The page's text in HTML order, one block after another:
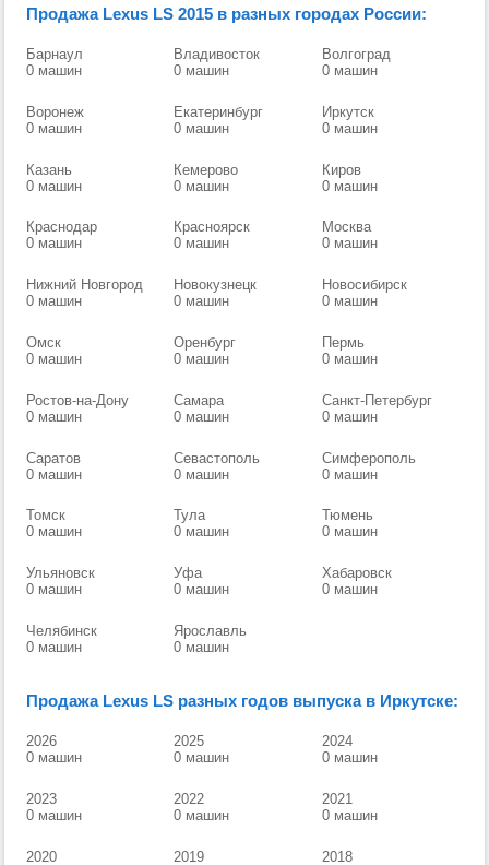
Продажа Lexus LS 2015 в разных городах России:
Барнаул
0 машин
Владивосток
0 машин
Волгоград
0 машин
Воронеж
0 машин
Екатеринбург
0 машин
Иркутск
0 машин
Казань
0 машин
Кемерово
0 машин
Киров
0 машин
Краснодар
0 машин
Красноярск
0 машин
Москва
0 машин
Нижний Новгород
0 машин
Новокузнецк
0 машин
Новосибирск
0 машин
Омск
0 машин
Оренбург
0 машин
Пермь
0 машин
Ростов-на-Дону
0 машин
Самара
0 машин
Санкт-Петербург
0 машин
Саратов
0 машин
Севастополь
0 машин
Симферополь
0 машин
Томск
0 машин
Тула
0 машин
Тюмень
0 машин
Ульяновск
0 машин
Уфа
0 машин
Хабаровск
0 машин
Челябинск
0 машин
Ярославль
0 машин
Продажа Lexus LS разных годов выпуска в Иркутске:
2026
0 машин
2025
0 машин
2024
0 машин
2023
0 машин
2022
0 машин
2021
0 машин
2020
2019
2018